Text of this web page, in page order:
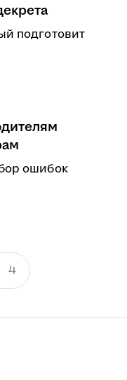
подготовит
ошибок
4